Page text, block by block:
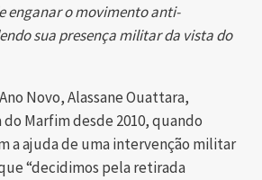
enganar o movimento anti-
sua presença militar da vista do
Novo, Alassane Ouattara,
Marfim desde 2010, quando
a ajuda de uma intervenção militar
“decidimos pela retirada